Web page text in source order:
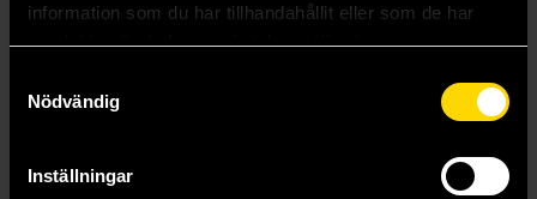
information som du har tillhandahållit eller som de har
samlat in när du har använt deras tjänster.
Nödvändig
Inställningar
Life on Earth (Centenary Edition)
229 kr
Beställ
Living Planet: The Web of Life on Earth (Centenary Edition)